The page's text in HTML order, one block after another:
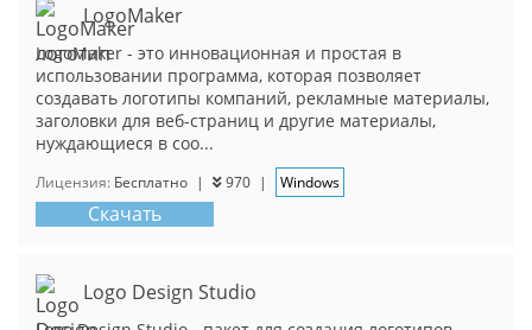
LogoMaker
LogoMaker - это инновационная и простая в
использовании программа, которая позволяет
создавать логотипы компаний, рекламные материалы,
заголовки для веб-страниц и другие материалы,
нуждающиеся в соо...
Лицензия: Бесплатно | 970 | Windows
Скачать
Logo Design Studio